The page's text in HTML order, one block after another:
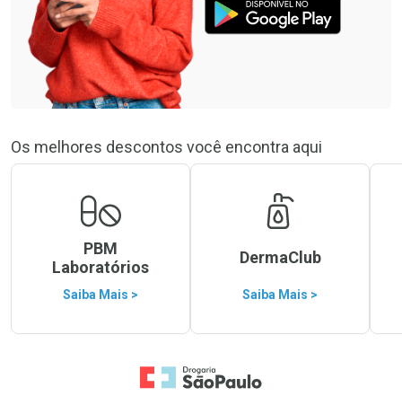
Os melhores descontos você encontra aqui
PBM
Laboratórios
Saiba Mais >
DermaClub
Saiba Mais >
Ir para a Home